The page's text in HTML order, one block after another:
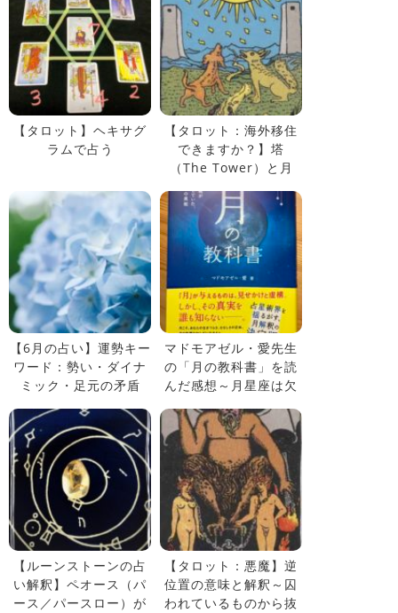
【タロット】ヘキサグ
ラムで占う
【タロット：海外移住
できますか？】塔
（The Tower）と月
【6月の占い】運勢キー
ワード：勢い・ダイナ
ミック・足元の矛盾
マドモアゼル・愛先生
の「月の教科書」を読
んだ感想～月星座は欠
【ルーンストーンの占
い解釈】ペオース（パ
ース／パースロー）が
【タロット：悪魔】逆
位置の意味と解釈～囚
われているものから抜